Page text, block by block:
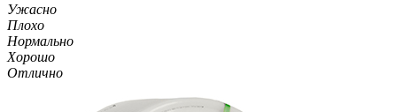
Ужасно
Плохо
Нормально
Хорошо
Отлично